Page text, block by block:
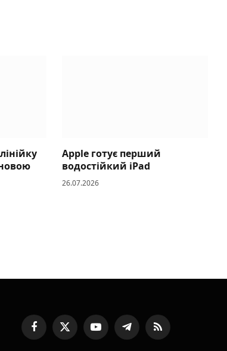
Apple готує перший
водостійкий iPad
26.07.2026
FacebookX
(Twitter)
YouTube TelegramRSS